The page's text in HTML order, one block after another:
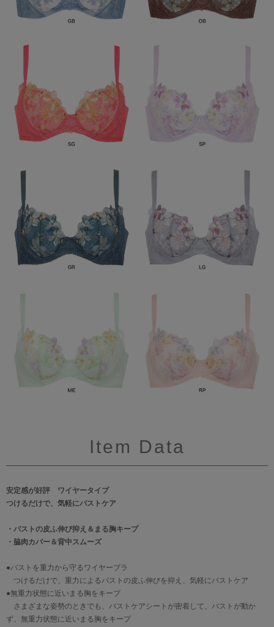
Item Data
安定感が好評 ワイヤータイプ
つけるだけで、気軽にバストケア
・バストの皮ふ伸び抑え＆まる胸キープ
・脇肉カバー＆背中スムーズ
●バストを重力から守るワイヤーブラ
つけるだけで、重力によるバストの皮ふ伸びを抑え、気軽にバストケア
●無重力状態に近いまる胸をキープ
さまざまな姿勢のときでも、バストケアシートが密着して、バストが動か
ず、無重力状態に近いまる胸をキープ